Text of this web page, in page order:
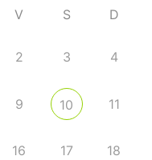
V S D
2 3 4
9 10 11
16 17 18